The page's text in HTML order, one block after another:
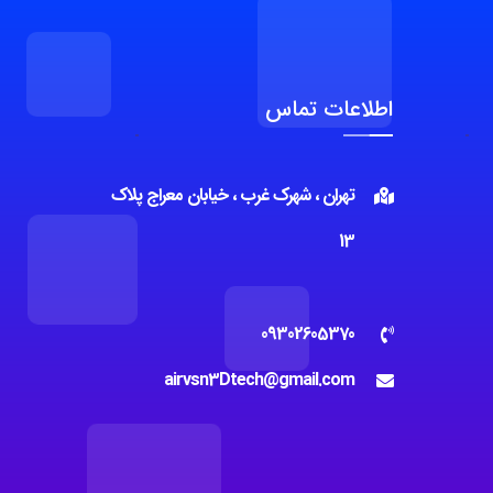
اطلاعات تماس
تهران ، شهرک غرب ، خیابان معراج پلاک
13
09302605370
airvsn3Dtech@gmail.com